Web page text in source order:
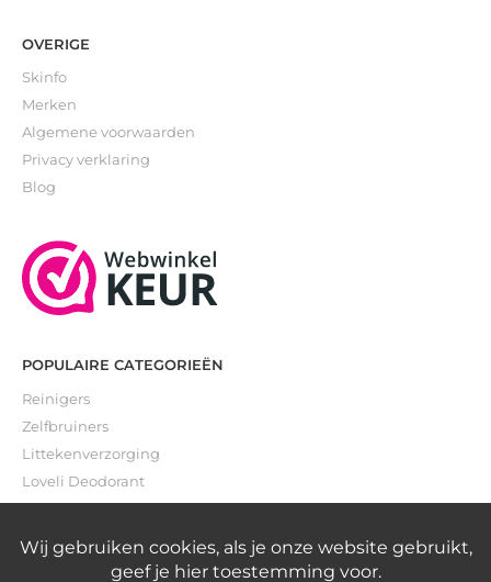
OVERIGE
Skinfo
Merken
Algemene voorwaarden
Privacy verklaring
Blog
POPULAIRE CATEGORIEËN
Reinigers
Zelfbruiners
Littekenverzorging
Loveli Deodorant